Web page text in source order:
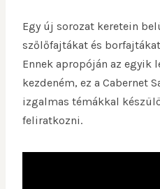
Egy új sorozat keretein
szőlőfajtákat és
Ennek apropóján az egyik
kezdeném, ez a Cabernet
izgalmas témákkal
feliratkozni.